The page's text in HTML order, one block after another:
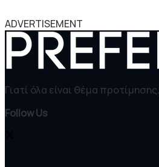
ADVERTISEMENT
Γιατί όλα είναι θέμα προτίμησης.
Follow Us